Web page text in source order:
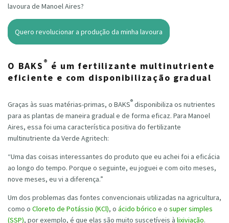
lavoura de Manoel Aires?
Quero revolucionar a produção da minha lavoura
O BAKS ® é um fertilizante multinutriente
eficiente e com disponibilização gradual
Graças às suas matérias-primas, o BAKS® disponibiliza os nutrientes
para as plantas de maneira gradual e de forma eficaz. Para Manoel
Aires, essa foi uma característica positiva do fertilizante
multinutriente da Verde Agritech:
“Uma das coisas interessantes do produto que eu achei foi a eficácia
ao longo do tempo. Porque o seguinte, eu joguei e com oito meses,
nove meses, eu vi a diferença.”
Um dos problemas das fontes convencionais utilizadas na agricultura,
como o Cloreto de Potássio (KCl), o ácido bórico e o super simples
(SSP), por exemplo, é que elas são muito suscetíveis à lixiviação.